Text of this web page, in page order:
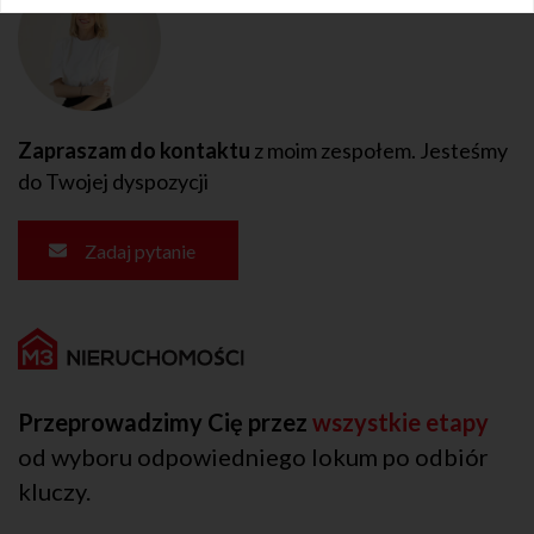
Zapraszam do kontaktu z moim zespołem. Jesteśmy
do Twojej dyspozycji
Zadaj pytanie
Przeprowadzimy Cię przez wszystkie etapy
od wyboru odpowiedniego lokum po odbiór
kluczy.